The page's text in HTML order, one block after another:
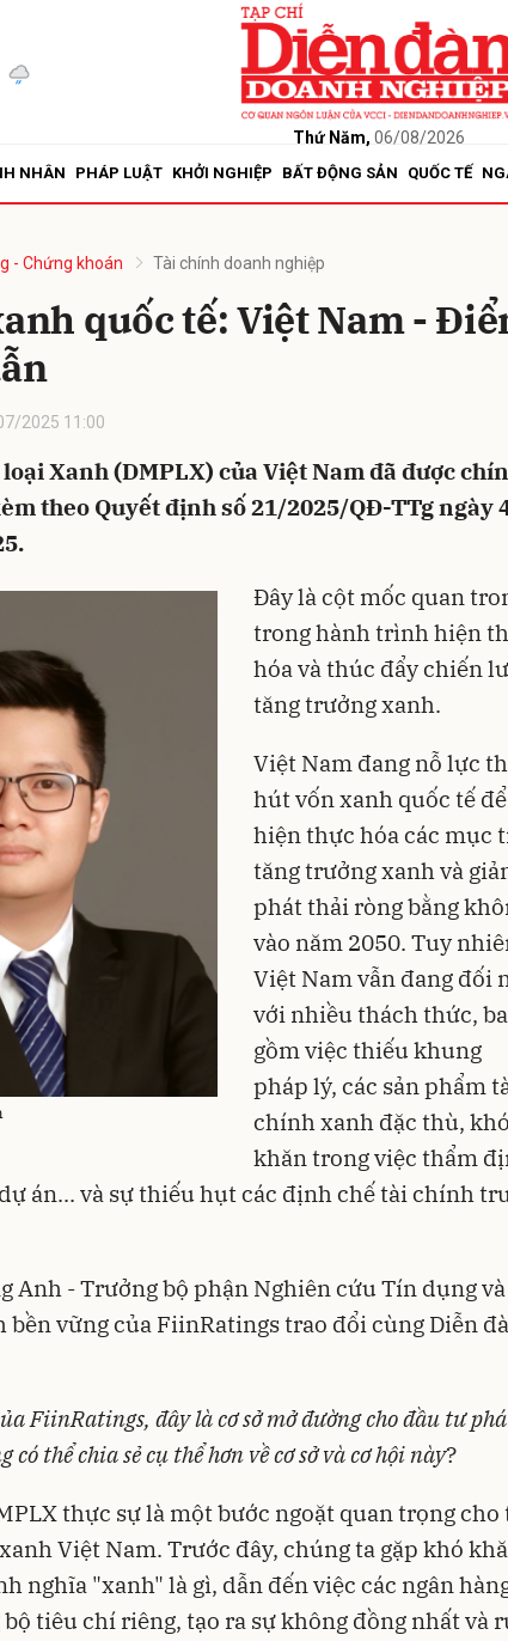
Thứ Năm, 06/08/2026
NHÂN PHÁP LUẬT KHỞI NGHIỆP BẤT ĐỘNG SẢN QUỐC TẾ
- Chứng khoán Tài chính doanh nghiệp
quốc tế: Việt Nam -
2025 11:00
Xanh (DMPLX) của Việt Nam đã được
theo Quyết định số 21/2025/QĐ-TTg ngày
Đây là cột mốc quan
trong hành trình hiện
hóa và thúc đẩy chiến
tăng trưởng xanh.
Việt Nam đang nỗ lực
hút vốn xanh quốc tế để
hiện thực hóa các mục
tăng trưởng xanh và
phát thải ròng bằng
vào năm 2050. Tuy
Việt Nam vẫn đang đối
với nhiều thách thức,
gồm việc thiếu khung
pháp lý, các sản phẩm
chính xanh đặc thù, khó
khăn trong việc thẩm
án... và sự thiếu hụt các định chế tài chính
Anh - Trưởng bộ phận Nghiên cứu Tín dụng và
bền vững của FiinRatings trao đổi cùng Diễn
FiinRatings, đây là cơ sở mở đường cho đầu tư
có thể chia sẻ cụ thể hơn về cơ sở và cơ hội này?
thực sự là một bước ngoặt quan trọng
Việt Nam. Trước đây, chúng ta gặp khó
nghĩa "xanh" là gì, dẫn đến việc các ngân
tiêu chí riêng, tạo ra sự không đồng nhất và